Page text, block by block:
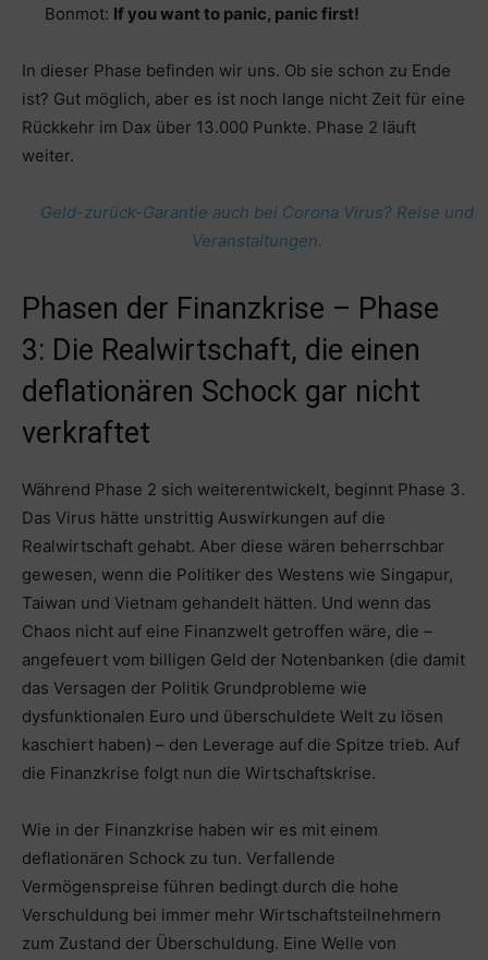
Bonmot: If you want to panic, panic first!
In dieser Phase befinden wir uns. Ob sie schon zu Ende
ist? Gut möglich, aber es ist noch lange nicht Zeit für eine
Rückkehr im Dax über 13.000 Punkte. Phase 2 läuft
weiter.
Geld-zurück-Garantie auch bei Corona Virus? Reise und
Veranstaltungen.
Phasen der Finanzkrise – Phase
3: Die Realwirtschaft, die einen
deflationären Schock gar nicht
verkraftet
Während Phase 2 sich weiterentwickelt, beginnt Phase 3.
Das Virus hätte unstrittig Auswirkungen auf die
Realwirtschaft gehabt. Aber diese wären beherrschbar
gewesen, wenn die Politiker des Westens wie Singapur,
Taiwan und Vietnam gehandelt hätten. Und wenn das
Chaos nicht auf eine Finanzwelt getroffen wäre, die –
angefeuert vom billigen Geld der Notenbanken (die damit
das Versagen der Politik Grundprobleme wie
dysfunktionalen Euro und überschuldete Welt zu lösen
kaschiert haben) – den Leverage auf die Spitze trieb. Auf
die Finanzkrise folgt nun die Wirtschaftskrise.
Wie in der Finanzkrise haben wir es mit einem
deflationären Schock zu tun. Verfallende
Vermögenspreise führen bedingt durch die hohe
Verschuldung bei immer mehr Wirtschaftsteilnehmern
zum Zustand der Überschuldung. Eine Welle von